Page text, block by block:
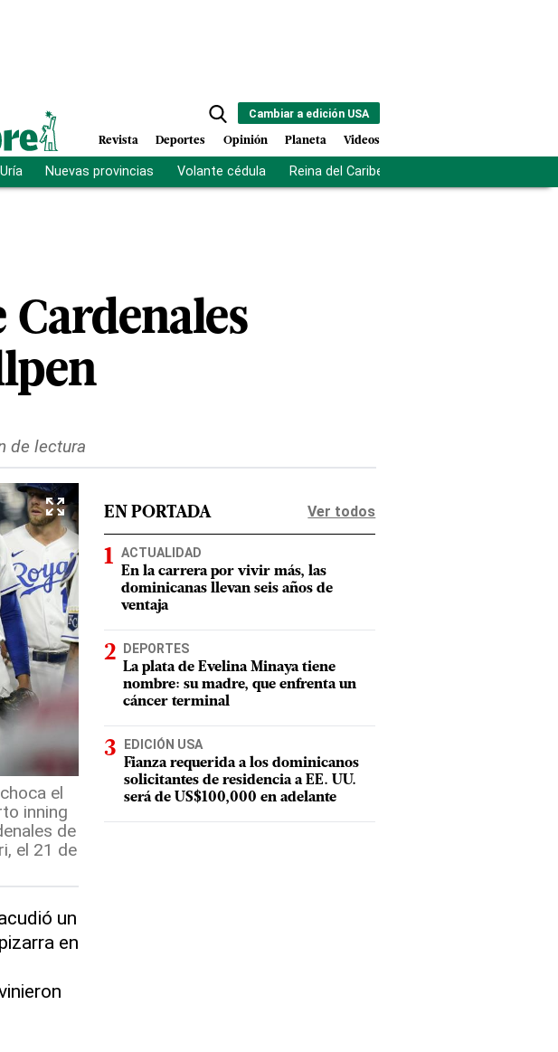
Cambiar a edición USA
Revista Deportes Opinión Planeta Videos
Nuevas provincias Volante cédula Reina del Caribe
Cardenales
de lectura
el
inning
de
el 21 de
un
en
EN PORTADA Ver todos
ACTUALIDAD
En la carrera por vivir más, las
dominicanas llevan seis años de
ventaja
DEPORTES
La plata de Evelina Minaya tiene
nombre: su madre, que enfrenta un
cáncer terminal
EDICIÓN USA
Fianza requerida a los dominicanos
solicitantes de residencia a EE. UU.
será de US$100,000 en adelante